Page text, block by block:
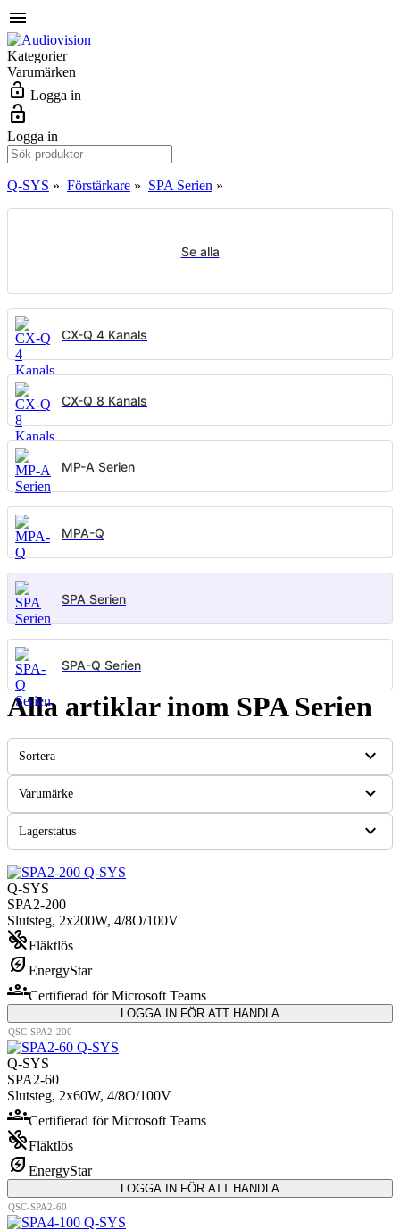
menu
Kategorier
Varumärken
lock_open Logga in
lock_open
Logga in
Q-SYS » Förstärkare » SPA Serien »
Se alla
CX-Q 4 Kanals
CX-Q 8 Kanals
MP-A Serien
MPA-Q
SPA Serien
SPA-Q Serien
Alla artiklar inom SPA Serien
Sortera expand_more
Varumärke expand_more
Lagerstatus expand_more
Q-SYS
SPA2-200
Slutsteg, 2x200W, 4/8O/100V
mode_fan_offFläktlös
energy_savings_leaf EnergyStar
groupsCertifierad för Microsoft Teams
LOGGA IN FÖR ATT HANDLA
QSC-SPA2-200
Q-SYS
SPA2-60
Slutsteg, 2x60W, 4/8O/100V
groupsCertifierad för Microsoft Teams
mode_fan_offFläktlös
energy_savings_leaf EnergyStar
LOGGA IN FÖR ATT HANDLA
QSC-SPA2-60